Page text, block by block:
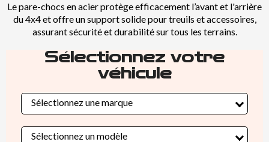
Le pare-chocs en acier protège efficacement l’avant et l'arrière
du 4x4 et offre un support solide pour treuils et accessoires,
assurant sécurité et durabilité sur tous les terrains.
Sélectionnez votre
véhicule
Sélectionnez une marque
Sélectionnez un modèle